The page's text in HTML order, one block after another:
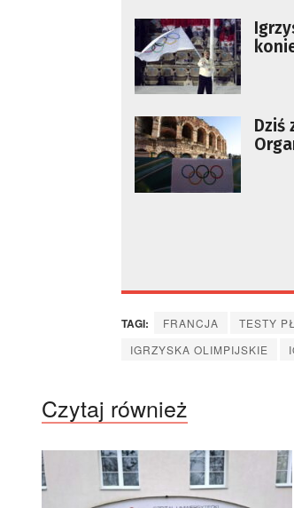
Dziś
TAGI: FRANCJA TESTY
IGRZYSKA OLIMPIJSKIE
Czytaj również